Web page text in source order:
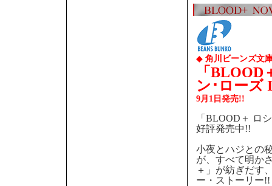
◆ 角川ビーンズ文
「BLOOD
ン･ローズ
9月1日発売!!
「BLOOD＋ ロ
好評発売中!!
小夜とハジとの
が、すべて明か
＋」が紡ぎだす
ー・ストーリー!!